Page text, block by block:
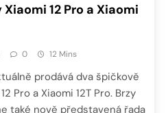
12 Pro a Xiaomi
0 12 Mins
prodává dva špičkově
Pro a Xiaomi 12T Pro. Brzy
také nově představená řada